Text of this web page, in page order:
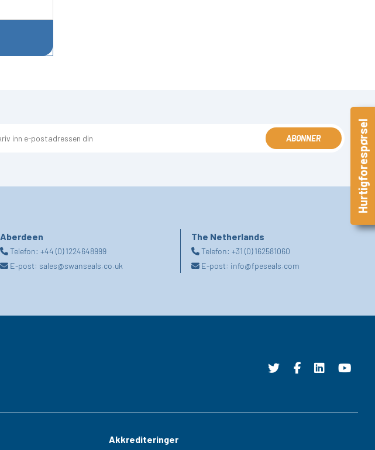
ABONNER
Aberdeen
Telefon: +44 (0) 1224648999
E-post: sales@swanseals.co.uk
The Netherlands
Telefon:+31 (0) 162581060
E-post: info@fpeseals.com
Akkrediteringer
Hurtigforespørsel